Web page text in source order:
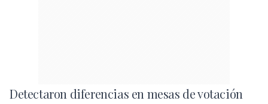
Detectaron diferencias en mesas de votación